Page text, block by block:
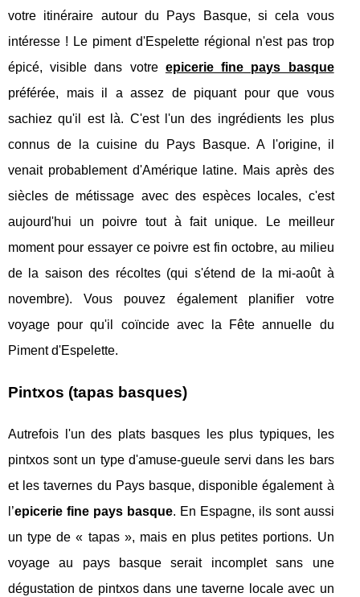
votre itinéraire autour du Pays Basque, si cela vous
intéresse ! Le piment d'Espelette régional n'est pas trop
épicé, visible dans votre epicerie fine pays basque
préférée, mais il a assez de piquant pour que vous
sachiez qu'il est là. C'est l'un des ingrédients les plus
connus de la cuisine du Pays Basque. A l'origine, il
venait probablement d'Amérique latine. Mais après des
siècles de métissage avec des espèces locales, c'est
aujourd'hui un poivre tout à fait unique. Le meilleur
moment pour essayer ce poivre est fin octobre, au milieu
de la saison des récoltes (qui s'étend de la mi-août à
novembre). Vous pouvez également planifier votre
voyage pour qu'il coïncide avec la Fête annuelle du
Piment d'Espelette.
Pintxos (tapas basques)
Autrefois l'un des plats basques les plus typiques, les
pintxos sont un type d'amuse-gueule servi dans les bars
et les tavernes du Pays basque, disponible également à
l’epicerie fine pays basque. En Espagne, ils sont aussi
un type de « tapas », mais en plus petites portions. Un
voyage au pays basque serait incomplet sans une
dégustation de pintxos dans une taverne locale avec un